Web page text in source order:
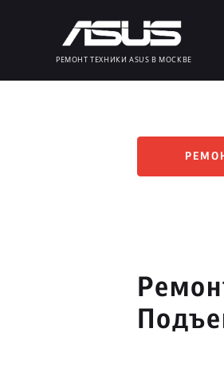
РЕМОНТ ТЕХНИКИ ASUS В МОСКВЕ